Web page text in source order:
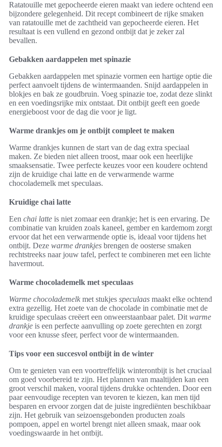
Ratatouille met gepocheerde eieren maakt van iedere ochtend een
bijzondere gelegenheid. Dit recept combineert de rijke smaken
van ratatouille met de zachtheid van gepocheerde eieren. Het
resultaat is een vullend en gezond ontbijt dat je zeker zal
bevallen.
Gebakken aardappelen met spinazie
Gebakken aardappelen met spinazie vormen een hartige optie die
perfect aanvoelt tijdens de wintermaanden. Snijd aardappelen in
blokjes en bak ze goudbruin. Voeg spinazie toe, zodat deze slinkt
en een voedingsrijke mix ontstaat. Dit ontbijt geeft een goede
energieboost voor de dag die voor je ligt.
Warme drankjes om je ontbijt compleet te maken
Warme drankjes kunnen de start van de dag extra speciaal
maken. Ze bieden niet alleen troost, maar ook een heerlijke
smaaksensatie. Twee perfecte keuzes voor een koudere ochtend
zijn de kruidige chai latte en de verwarmende warme
chocolademelk met speculaas.
Kruidige chai latte
Een chai latte is niet zomaar een drankje; het is een ervaring. De
combinatie van kruiden zoals kaneel, gember en kardemom zorgt
ervoor dat het een verwarmende optie is, ideaal voor tijdens het
ontbijt. Deze warme drankjes brengen de oosterse smaken
rechtstreeks naar jouw tafel, perfect te combineren met een lichte
havermout.
Warme chocolademelk met speculaas
Warme chocolademelk met stukjes speculaas maakt elke ochtend
extra gezellig. Het zoete van de chocolade in combinatie met de
kruidige speculaas creëert een onweerstaanbaar palet. Dit warme
drankje is een perfecte aanvulling op zoete gerechten en zorgt
voor een knusse sfeer, perfect voor de wintermaanden.
Tips voor een succesvol ontbijt in de winter
Om te genieten van een voortreffelijk winterontbijt is het cruciaal
om goed voorbereid te zijn. Het plannen van maaltijden kan een
groot verschil maken, vooral tijdens drukke ochtenden. Door een
paar eenvoudige recepten van tevoren te kiezen, kan men tijd
besparen en ervoor zorgen dat de juiste ingrediënten beschikbaar
zijn. Het gebruik van seizoensgebonden producten zoals
pompoen, appel en wortel brengt niet alleen smaak, maar ook
voedingswaarde in het ontbijt.